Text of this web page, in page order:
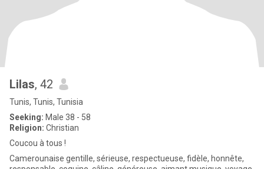
Lilas, 42
Tunis, Tunis, Tunisia
Seeking: Male 38 - 58
Religion: Christian
Coucou à tous !
Camerounaise gentille, sérieuse, respectueuse, fidèle, honnête,